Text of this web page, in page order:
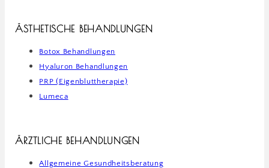
ÄSTHETISCHE BEHANDLUNGEN
Botox Behandlungen
Hyaluron Behandlungen
PRP (Eigenbluttherapie)
Lumeca
ÄRZTLICHE BEHANDLUNGEN
Allgemeine Gesundheitsberatung